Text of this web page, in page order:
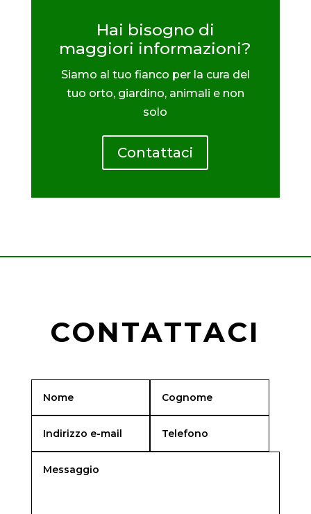
Hai bisogno di
maggiori informazioni?
Siamo al tuo fianco per la cura del
tuo orto, giardino, animali e non
solo
Contattaci
CONTATTACI